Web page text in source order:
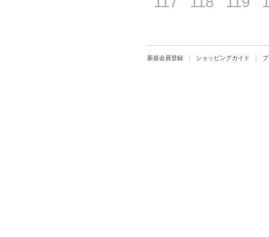
新規会員登録 ショッピングガイド